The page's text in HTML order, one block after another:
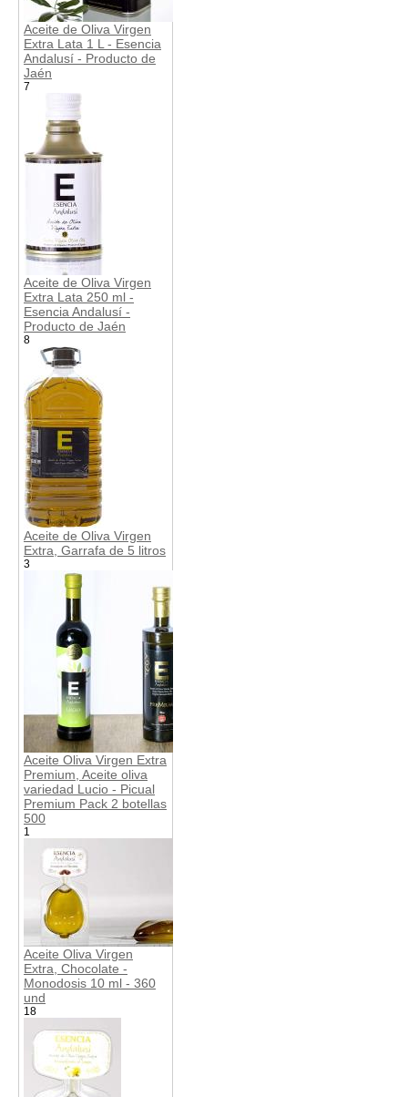
Aceite de Oliva Virgen
Extra Lata 1 L - Esencia
Andalusí - Producto de
Jaén
7
Aceite de Oliva Virgen
Extra Lata 250 ml -
Esencia Andalusí -
Producto de Jaén
8
Aceite de Oliva Virgen
Extra, Garrafa de 5 litros
3
Aceite Oliva Virgen Extra
Premium, Aceite oliva
variedad Lucio - Picual
Premium Pack 2 botellas
500
1
Aceite Oliva Virgen
Extra, Chocolate -
Monodosis 10 ml - 360
und
18